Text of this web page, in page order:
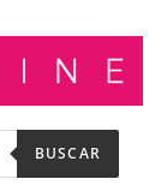
BUSCAR